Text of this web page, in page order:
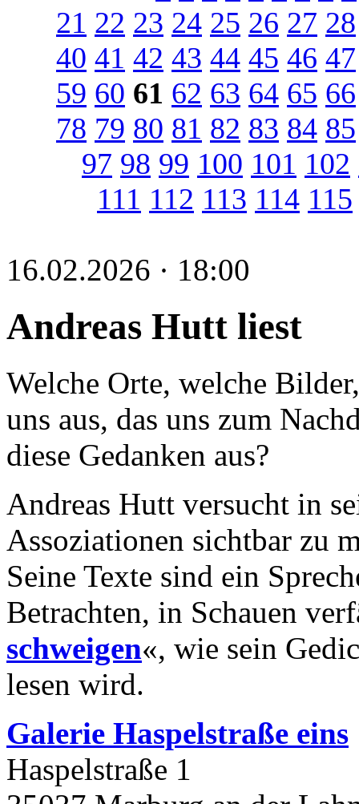
21 22 23 24 25 26 27 28
40 41 42 43 44 45 46 47
59 60 61 62 63 64 65 66
78 79 80 81 82 83 84 85
97 98 99 100 101 102
111 112 113 114 115
16.02.2026 · 18:00
Andreas Hutt liest
Welche Orte, welche
uns aus, das uns zum
diese Gedanken aus?
Andreas Hutt versucht in
Assoziationen sichtbar zu
Seine Texte sind ein
Betrachten, in Schauen
schweigen«, wie sein
lesen wird.
Galerie Haspelstraße eins
Haspelstraße 1